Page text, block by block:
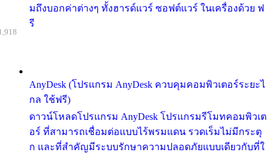
มถึงบอกค่าต่างๆ ทั้งฮารด์แวร์ ซอฟต์แวร์ ในเครื่องด้วย ฟ
รี
AnyDesk (โปรแกรม AnyDesk ควบคุมคอมพิวเตอร์ระยะไ
กล ใช้ฟรี)
ดาวน์โหลดโปรแกรม AnyDesk โปรแกรมรีโมทคอมพิวเต
อร์ ที่สามารถเชื่อมต่อแบบไร้พรมแดน รวดเร็มไม่มีกระตุ
ก และที่สำคัญมีระบบรักษาความปลอดภัยแบบเดียวกับที่ใ